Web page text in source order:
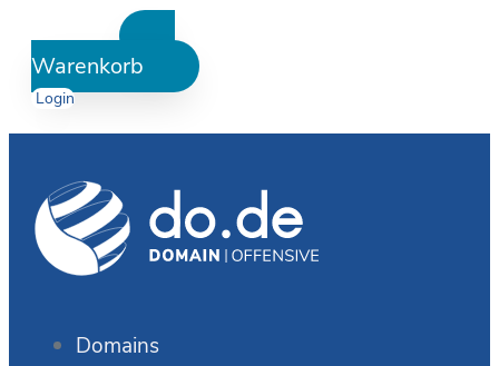
Warenkorb
Login
Domains